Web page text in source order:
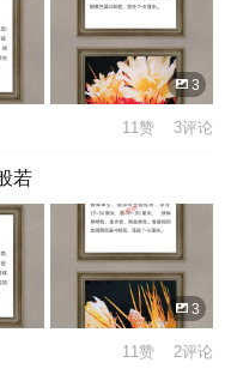
3
11赞 3评论
若
3
11赞 2评论